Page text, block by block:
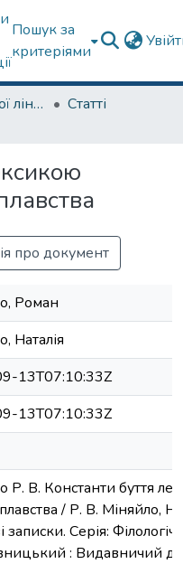
Пошук за
критеріями
Кафедра української лінгвістики, літератури та методики навчання
Статті
про документ
Роман
Наталія
13T07:10:33Z
13T07:10:33Z
Р. В. Константи буття
/ Р. В. Міняйло,
записки. Серія:
: Видавничий